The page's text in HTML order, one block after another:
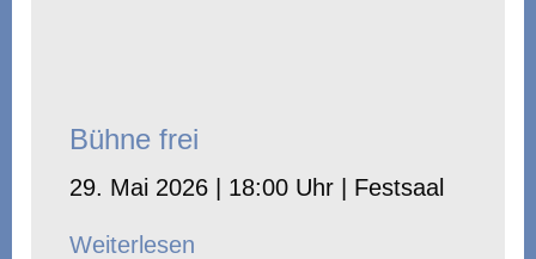
Bühne frei
29. Mai 2026 | 18:00 Uhr | Festsaal
Weiterlesen